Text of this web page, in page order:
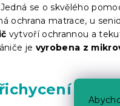
se o skvělého
ochrana matrace, u
vytvoří ochrannou a
je vyrobena z
k